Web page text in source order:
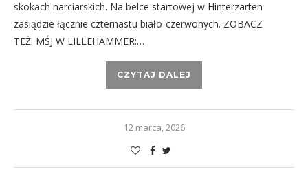
skokach narciarskich. Na belce startowej w Hinterzarten
zasiądzie łącznie czternastu biało-czerwonych. ZOBACZ
TEŻ: MŚJ W LILLEHAMMER:…
CZYTAJ DALEJ
12 marca, 2026